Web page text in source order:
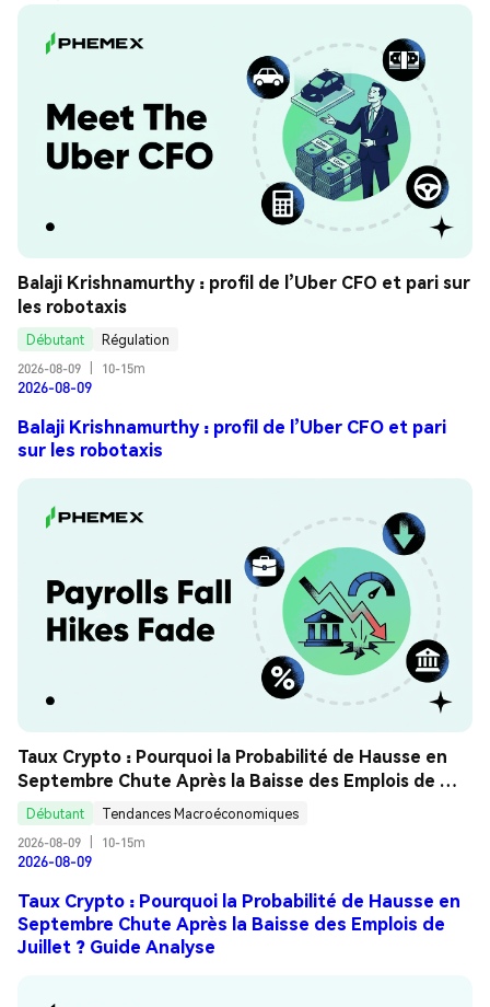
Balaji Krishnamurthy : profil de l’Uber CFO et pari sur
les robotaxis
Débutant
Régulation
2026-08-09
10-15m
2026-08-09
Balaji Krishnamurthy : profil de l’Uber CFO et pari
sur les robotaxis
Taux Crypto : Pourquoi la Probabilité de Hausse en
Septembre Chute Après la Baisse des Emplois de
Juillet ? Guide Analyse
Débutant
Tendances Macroéconomiques
2026-08-09
10-15m
2026-08-09
Taux Crypto : Pourquoi la Probabilité de Hausse en
Septembre Chute Après la Baisse des Emplois de
Juillet ? Guide Analyse